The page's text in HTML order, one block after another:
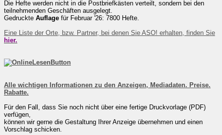
Die Hefte werden nicht in die Postbriefkästen verteilt, sondern bei den
teilnehmenden Geschäften ausgelegt.
Gedruckte Auflage für Februar '26: 7800 Hefte.
Eine Liste der Orte, bzw. Partner, bei denen Sie ASO! erhalten, finden Sie
hier.
Alle wichtigen Informationen zu den Anzeigen, Mediadaten. Preise.
Rabatte.
Für den Fall, dass Sie noch nicht über eine fertige Druckvorlage (PDF)
verfügen,
können wir gerne die Gestaltung Ihrer Anzeige übernehmen und einen
Vorschlag schicken.